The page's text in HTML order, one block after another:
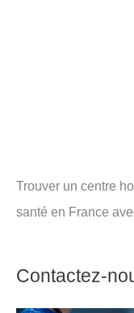
Trouver un centre
santé en France
Contactez-